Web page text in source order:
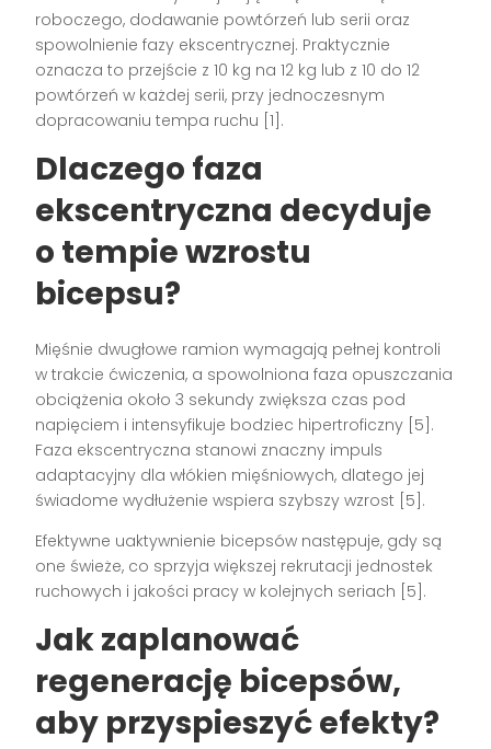
roboczego, dodawanie powtórzeń lub serii oraz
spowolnienie fazy ekscentrycznej. Praktycznie
oznacza to przejście z 10 kg na 12 kg lub z 10 do 12
powtórzeń w każdej serii, przy jednoczesnym
dopracowaniu tempa ruchu [1].
Dlaczego faza
ekscentryczna decyduje
o tempie wzrostu
bicepsu?
Mięśnie dwugłowe ramion wymagają pełnej kontroli
w trakcie ćwiczenia, a spowolniona faza opuszczania
obciążenia około 3 sekundy zwiększa czas pod
napięciem i intensyfikuje bodziec hipertroficzny [5].
Faza ekscentryczna stanowi znaczny impuls
adaptacyjny dla włókien mięśniowych, dlatego jej
świadome wydłużenie wspiera szybszy wzrost [5].
Efektywne uaktywnienie bicepsów następuje, gdy są
one świeże, co sprzyja większej rekrutacji jednostek
ruchowych i jakości pracy w kolejnych seriach [5].
Jak zaplanować
regenerację bicepsów,
aby przyspieszyć efekty?